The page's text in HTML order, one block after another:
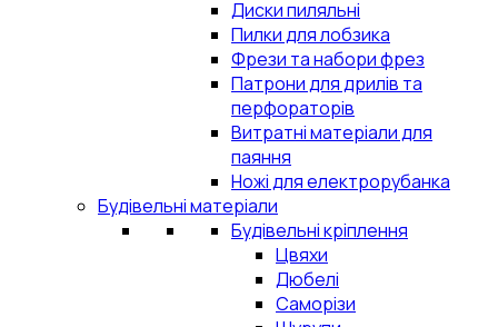
Диски пиляльні
Пилки для лобзика
Фрези та набори фрез
Патрони для дрилів та
перфораторів
Витратні матеріали для
паяння
Ножі для електрорубанка
Будівельні матеріали
Будівельні кріплення
Цвяхи
Дюбелі
Саморізи